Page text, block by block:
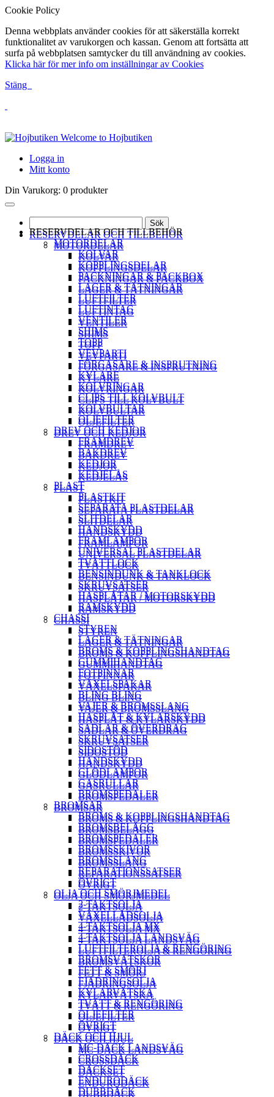
Cookie Policy
Denna webbplats använder cookies för att säkerställa korrekt
funktionalitet av varukorgen och kassan. Genom att fortsätta att
surfa på webbplatsen samtycker du till användning av cookies.
Klicka här för mer info om inställningar av Cookies
Stäng
Welcome to Hojbutiken
Logga in
Mitt konto
Din Varukorg: 0 produkter
Sök
RESERVDELAR OCH TILLBEHÖR
MOTORDELAR
KOLVAR
KOPPLINGSDELAR
PACKNINGAR & PACKBOX
LAGER & TÄTNINGAR
LUFTFILTER
LUFTINTAG
VENTILER
SHIMS
TOPP
VEVPARTI
FÖRGASARE & INSPRUTNING
KYLARE
KOLVRINGAR
CLIPS TILL KOLVBULT
KOLVBULTAR
OLJEFILTER
DREV OCH KEDJOR
FRAMDREV
BAKDREV
KEDJOR
KEDJELÅS
PLAST
PLASTKIT
SEPARATA PLASTDELAR
SLITDELAR
HANDSKYDD
FRAMLAMPOR
UNIVERSAL PLASTDELAR
TVÄTTLOCK
BENSINDUNK & TANKLOCK
SKRUVSATSER
HASPLÅTAR / MOTORSKYDD
RAMSKYDD
CHASSI
STYREN
LAGER & TÄTNINGAR
BROMS & KOPPLINGSHANDTAG
GUMMIHANDTAG
FOTPINNAR
VÄXELSPAKAR
BLING BLING
VAJER & BROMSSLANG
HASPLÅT & KYLARSKYDD
SADLAR & ÖVERDRAG
SKRUVSATSER
SIDOSTÖD
HANDSKYDD
GLÖDLAMPOR
GASRULLAR
BROMSPEDALER
BROMSAR
BROMS & KOPPLINGSHANDTAG
BROMSBELÄGG
BROMSPEDALER
BROMSSKIVOR
BROMSSLANG
REPARATIONSSATSER
ÖVRIGT
OLJA OCH SMÖRJMEDEL
2-TAKTSOLJA
VÄXELLÅDSOLJA
4-TAKTSOLJA MX
4-TAKTSOLJA LANDSVÄG
LUFTFILTEROLJA & RENGÖRING
BROMSVÄTSKOR
FETT & SMÖRJ
FJÄDRINGSOLJA
KYLARVÄTSKA
TVÄTT & RENGÖRING
OLJEFILTER
ÖVRIGT
DÄCK OCH HJUL
MC-DÄCK LANDSVÄG
CROSSDÄCK
DÄCKSET
ENDURODÄCK
DUBBDÄCK
RESERVDELAR OCH TILLBEHÖR
MOTORDELAR
KOLVAR
KOPPLINGSDELAR
PACKNINGAR & PACKBOX
LAGER & TÄTNINGAR
LUFTFILTER
LUFTINTAG
VENTILER
SHIMS
TOPP
VEVPARTI
FÖRGASARE & INSPRUTNING
KYLARE
KOLVRINGAR
CLIPS TILL KOLVBULT
KOLVBULTAR
OLJEFILTER
DREV OCH KEDJOR
FRAMDREV
BAKDREV
KEDJOR
KEDJELÅS
PLAST
PLASTKIT
SEPARATA PLASTDELAR
SLITDELAR
HANDSKYDD
FRAMLAMPOR
UNIVERSAL PLASTDELAR
TVÄTTLOCK
BENSINDUNK & TANKLOCK
SKRUVSATSER
HASPLÅTAR / MOTORSKYDD
RAMSKYDD
CHASSI
STYREN
LAGER & TÄTNINGAR
BROMS & KOPPLINGSHANDTAG
GUMMIHANDTAG
FOTPINNAR
VÄXELSPAKAR
BLING BLING
VAJER & BROMSSLANG
HASPLÅT & KYLARSKYDD
SADLAR & ÖVERDRAG
SKRUVSATSER
SIDOSTÖD
HANDSKYDD
GLÖDLAMPOR
GASRULLAR
BROMSPEDALER
BROMSAR
BROMS & KOPPLINGSHANDTAG
BROMSBELÄGG
BROMSPEDALER
BROMSSKIVOR
BROMSSLANG
REPARATIONSSATSER
ÖVRIGT
OLJA OCH SMÖRJMEDEL
2-TAKTSOLJA
VÄXELLÅDSOLJA
4-TAKTSOLJA MX
4-TAKTSOLJA LANDSVÄG
LUFTFILTEROLJA & RENGÖRING
BROMSVÄTSKOR
FETT & SMÖRJ
FJÄDRINGSOLJA
KYLARVÄTSKA
TVÄTT & RENGÖRING
OLJEFILTER
ÖVRIGT
DÄCK OCH HJUL
MC-DÄCK LANDSVÄG
CROSSDÄCK
DÄCKSET
ENDURODÄCK
DUBBDÄCK